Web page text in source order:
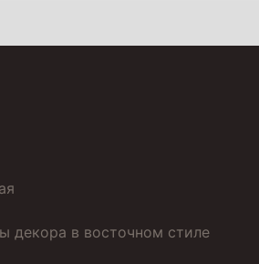
декора в восточном стиле